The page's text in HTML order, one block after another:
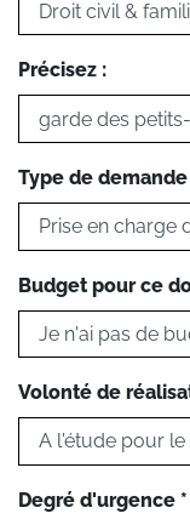
Précisez :
Type de demande
Budget pour ce
Volonté de
Degré d'urgence *